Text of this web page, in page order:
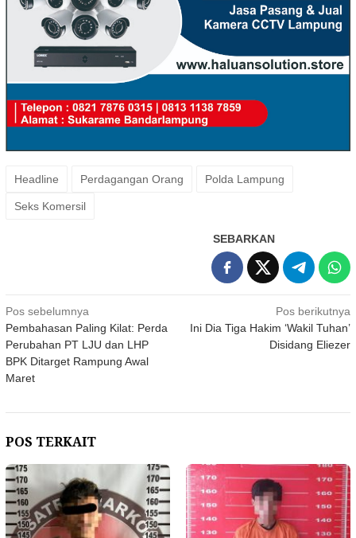
Headline Perdagangan Orang Polda Lampung
Seks Komersil
SEBARKAN
Navigasi
pos
Pos sebelumnya
Pembahasan Paling Kilat: Perda
Perubahan PT LJU dan LHP
BPK Ditarget Rampung Awal
Maret
Pos berikutnya
Ini Dia Tiga Hakim ‘Wakil Tuhan’
Disidang Eliezer
POS TERKAIT